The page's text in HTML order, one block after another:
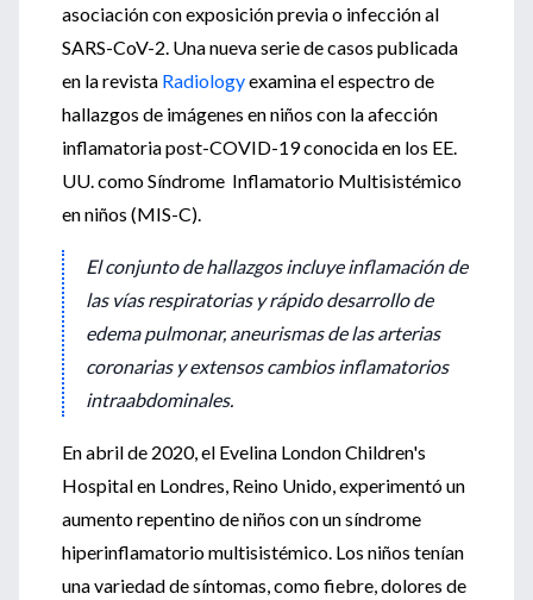
asociación con exposición previa o infección al
SARS-CoV-2. Una nueva serie de casos publicada
en la revista Radiologyexamina el espectro de
hallazgos de imágenes en niños con la afección
inflamatoria post-COVID-19 conocida en los EE.
UU. como Síndrome Inflamatorio Multisistémico
en niños (MIS-C).
El conjunto de hallazgos incluye inflamación de
las vías respiratorias y rápido desarrollo de
edema pulmonar, aneurismas de las arterias
coronarias y extensos cambios inflamatorios
intraabdominales.
En abril de 2020, el Evelina London Children's
Hospital en Londres, Reino Unido, experimentó un
aumento repentino de niños con un síndrome
hiperinflamatorio multisistémico. Los niños tenían
una variedad de síntomas, como fiebre, dolores de